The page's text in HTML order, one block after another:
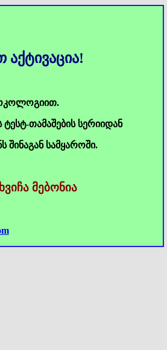
აქტივაცია!
თამაშების სერიიდან
შინაგან სამყაროში.
მებონია